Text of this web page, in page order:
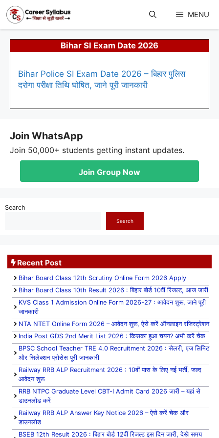
content
MENU
Bihar SI Exam Date 2026
Bihar Police SI Exam Date 2026 – बिहार पुलिस
दरोगा परीक्षा तिथि घोषित, जाने पूरी जानकारी
Join WhatsApp
Join 50,000+ students getting instant updates.
Join Group Now
Search
Search
Recent Post
Bihar Board Class 12th Scrutiny Online Form 2026 Apply
Bihar Board Class 10th Result 2026 : बिहार बोर्ड 10वीं रिजल्ट, आज जारी
KVS Class 1 Admission Online Form 2026-27 : आवेदन शुरू, जाने पूरी
जानकारी
NTA NTET Online Form 2026 – आवेदन शुरू, ऐसे करें ऑनलाइन रजिस्ट्रेशन
India Post GDS 2nd Merit List 2026 : किसका हुआ चयन? अभी करें चेक
BPSC School Teacher TRE 4.0 Recruitment 2026 : सैलरी, एज लिमिट
और सिलेक्शन प्रोसेस पूरी जानकारी
Railway RRB ALP Recruitment 2026 : 10वीं पास के लिए नई भर्ती, जल्द
आवेदन शुरू
RRB NTPC Graduate Level CBT-I Admit Card 2026 जारी – यहां से
डाउनलोड करें
Railway RRB ALP Answer Key Notice 2026 – ऐसे करें चेक और
डाउनलोड
BSEB 12th Result 2026 : बिहार बोर्ड 12वीं रिजल्ट इस दिन जारी, देखे समय